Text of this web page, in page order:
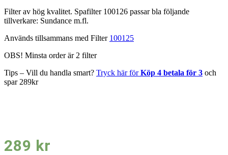
Filter av hög kvalitet. Spafilter 100126 passar bla följande
tillverkare: Sundance m.fl.
Används tillsammans med Filter 100125
OBS! Minsta order är 2 filter
Tips – Vill du handla smart? Tryck här förKöp 4 betala för 3 och
spar 289kr
289 kr